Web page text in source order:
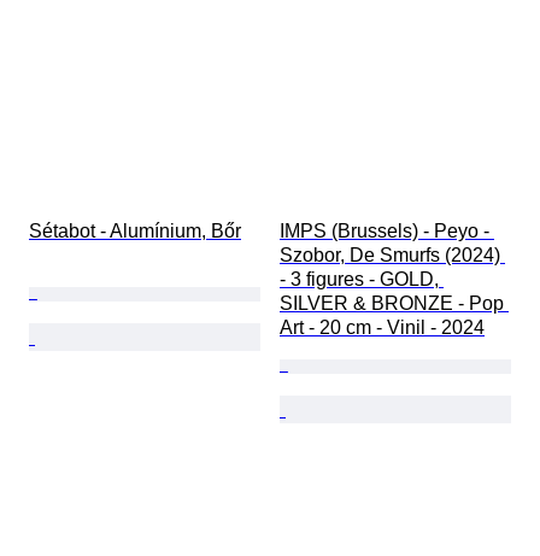
Sétabot - Alumínium, Bőr
IMPS (Brussels) - Peyo -
Szobor, De Smurfs (2024)
- 3 figures - GOLD,
SILVER & BRONZE - Pop
Art - 20 cm - Vinil - 2024